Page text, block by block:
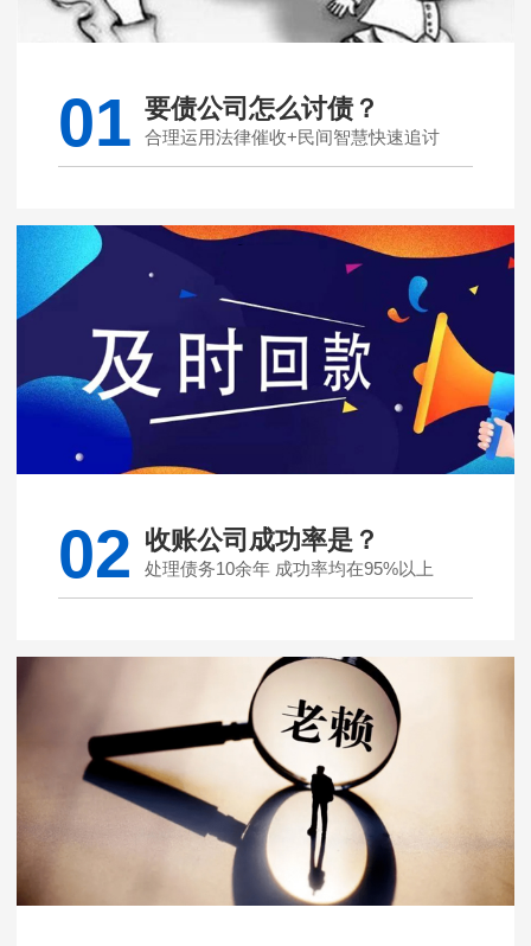
01 要债公司怎么讨债？
合理运用法律催收+民间智慧快速追讨
02 收账公司成功率是？
处理债务10余年 成功率均在95%以上